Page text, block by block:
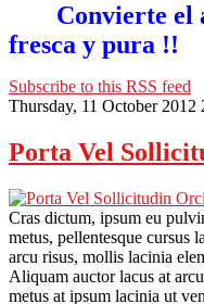
Convierte el
fresca y pura !!
Subscribe to this RSS feed
Thursday, 11 October 2012
Porta Vel
Cras dictum, ipsum eu
metus, pellentesque cursus
arcu risus, mollis lacinia
Aliquam auctor lacus at
metus at ipsum lacinia ut